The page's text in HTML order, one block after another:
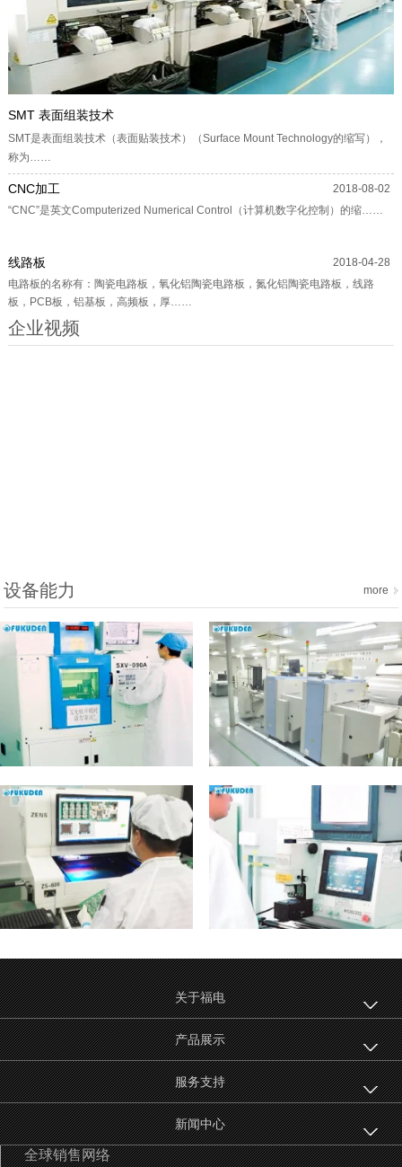
SMT 表面组装技术
SMT是表面组装技术（表面贴装技术）（Surface Mount Technology的缩写），
称为……
CNC加工
2018-08-02
“CNC”是英文Computerized Numerical Control（计算机数字化控制）的缩……
线路板
2018-04-28
电路板的名称有：陶瓷电路板，氧化铝陶瓷电路板，氮化铝陶瓷电路板，线路
板，PCB板，铝基板，高频板，厚……
企业视频
设备能力 more
关于福电
产品展示
服务支持
新闻中心
全球销售网络